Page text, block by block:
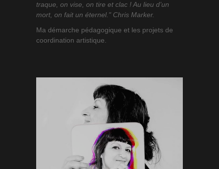
traque, on vise, on tire et clac ! Au lieu d’un
mort, on fait un éternel." Chris Marker.
Ma démarche pédagogique et les projets de
coordination artistique.